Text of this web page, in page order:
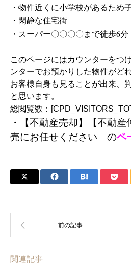
・物件近くに小学校があるため
・閑静な住宅街
・スーパー〇〇〇〇まで徒歩6分
このページにはカウンターをつ
ンターでお預かりした物件がど
お客様自身も見ることが出来、
と思います。
総閲覧数：
・【不動産売却】【不動
売にお任せください のペ
関連記事